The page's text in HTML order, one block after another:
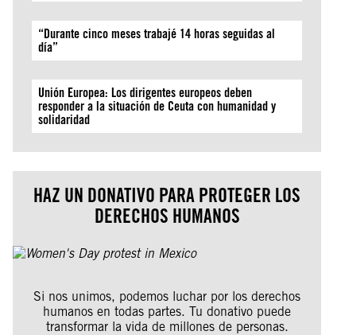
“Durante cinco meses trabajé 14 horas seguidas al
día”
Unión Europea: Los dirigentes europeos deben
responder a la situación de Ceuta con humanidad y
solidaridad
HAZ UN DONATIVO PARA PROTEGER LOS
DERECHOS HUMANOS
Si nos unimos, podemos luchar por los derechos
humanos en todas partes. Tu donativo puede
transformar la vida de millones de personas.